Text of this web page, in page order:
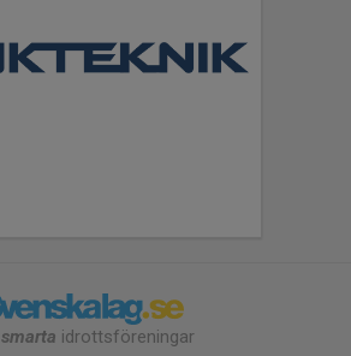
smarta idrottsföreningar